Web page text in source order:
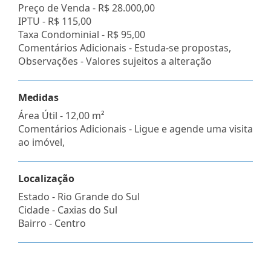
Preço de Venda - R$ 28.000,00
IPTU - R$ 115,00
Taxa Condominial - R$ 95,00
Comentários Adicionais - Estuda-se propostas,
Observações - Valores sujeitos a alteração
Medidas
Área Útil - 12,00 m²
Comentários Adicionais - Ligue e agende uma visita
ao imóvel,
Localização
Estado - Rio Grande do Sul
Cidade - Caxias do Sul
Bairro - Centro